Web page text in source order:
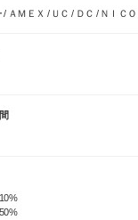
/ ＡＭＥＸ / ＵＣ / ＤＣ / ＮＩＣ